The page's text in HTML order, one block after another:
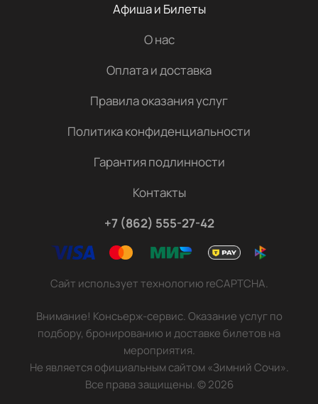
Афиша и Билеты
О нас
Оплата и доставка
Правила оказания услуг
Политика конфиденциальности
Гарантия подлинности
Контакты
+7 (862) 555-27-42
Сайт использует технологию reCAPTCHA.
Внимание! Консьерж-сервис. Оказание услуг по
подбору, бронированию и доставке билетов на
мероприятия.
Не является официальным сайтом «Зимний Сочи».
Все права защищены.©2026